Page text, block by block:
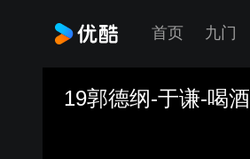
首页 九门
19郭德纲-于谦-喝酒